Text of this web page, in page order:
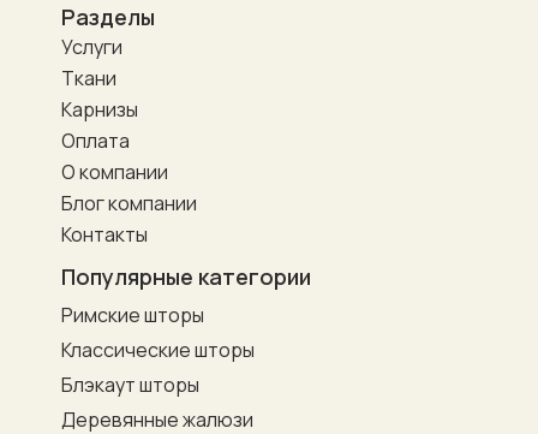
Разделы
О компании
Ткани
Оплата
Услуги
Контакты
Популярные категории
Римские шторы
Классические шторы
Блэкаут шторы
Деревянные жалюзи
Карнизы
Блог компании